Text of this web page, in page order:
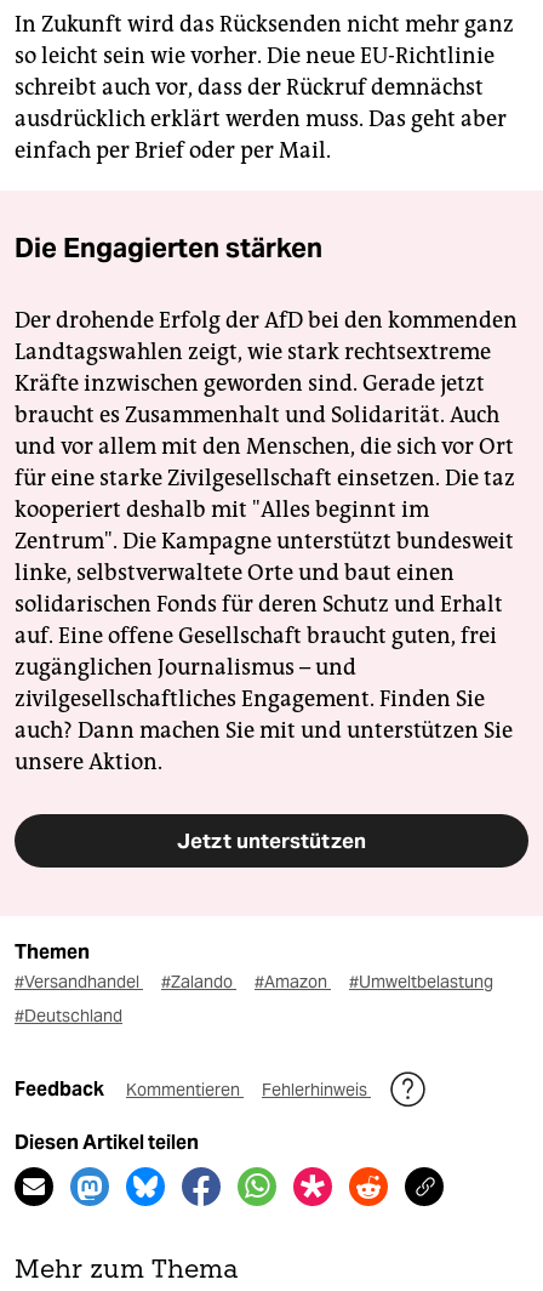
In Zukunft wird das Rücksenden nicht mehr ganz
so leicht sein wie vorher. Die neue EU-Richtlinie
schreibt auch vor, dass der Rückruf demnächst
ausdrücklich erklärt werden muss. Das geht aber
einfach per Brief oder per Mail.
Die Engagierten stärken
Der drohende Erfolg der AfD bei den kommenden
Landtagswahlen zeigt, wie stark rechtsextreme
Kräfte inzwischen geworden sind. Gerade jetzt
braucht es Zusammenhalt und Solidarität. Auch
und vor allem mit den Menschen, die sich vor Ort
für eine starke Zivilgesellschaft einsetzen. Die taz
kooperiert deshalb mit "Alles beginnt im
Zentrum". Die Kampagne unterstützt bundesweit
linke, selbstverwaltete Orte und baut einen
solidarischen Fonds für deren Schutz und Erhalt
auf. Eine offene Gesellschaft braucht guten, frei
zugänglichen Journalismus – und
zivilgesellschaftliches Engagement. Finden Sie
auch? Dann machen Sie mit und unterstützen Sie
unsere Aktion.
Jetzt unterstützen
Themen
#Versandhandel #Zalando #Amazon
#Umweltbelastung
#Deutschland
Feedback Kommentieren Fehlerhinweis
Diesen Artikel teilen
Mehr zum Thema